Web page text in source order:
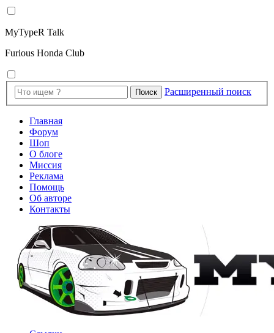
MyTypeR Talk
Furious Honda Club
Поиск Расширенный поиск
Главная
Форум
Шоп
О блоге
Миссия
Реклама
Помощь
Об авторе
Контакты